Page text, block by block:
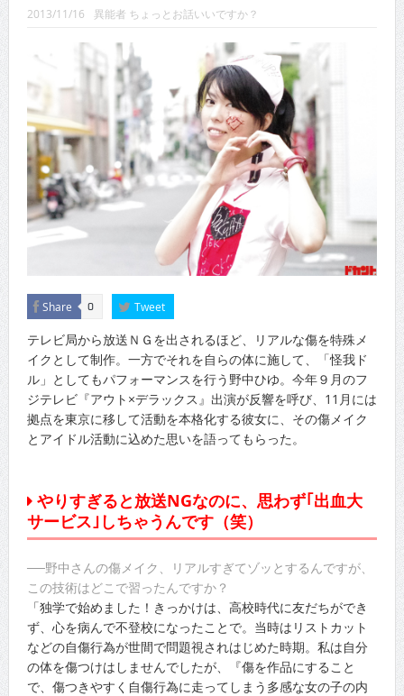
CINEMA×STYLE 286号
CINEMA×STYLE 285号
CINEMA×STYLE 294号
CINEMA×STYLE 293号
2013/11/16 異能者 ちょっとお話いいですか？
Share 0 Tweet
テレビ局から放送ＮＧを出されるほど、リアルな傷を特殊メ
イクとして制作。一方でそれを自らの体に施して、「怪我ド
ル」としてもパフォーマンスを行う野中ひゆ。今年９月のフ
ジテレビ『アウト×デラックス』出演が反響を呼び、11月には
拠点を東京に移して活動を本格化する彼女に、その傷メイク
とアイドル活動に込めた思いを語ってもらった。
やりすぎると放送NGなのに、思わず｢出血大
サービス｣しちゃうんです（笑）
──野中さんの傷メイク、リアルすぎてゾッとするんですが、
この技術はどこで習ったんですか？
「独学で始めました！きっかけは、高校時代に友だちができ
ず、心を病んで不登校になったことで。当時はリストカット
などの自傷行為が世間で問題視されはじめた時期。私は自分
の体を傷つけはしませんでしたが、『傷を作品にすること
で、傷つきやすく自傷行為に走ってしまう多感な女の子の内